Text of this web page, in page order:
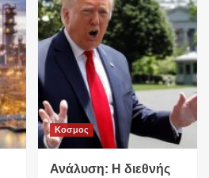
Κοσμος
Ανάλυση: Η διεθνής